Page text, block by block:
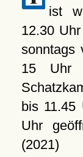
ist
12.30
sonntags
15 Uhr
bis
Uhr
(2021)